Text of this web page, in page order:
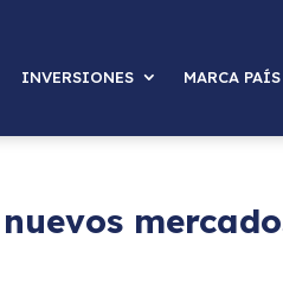
INVERSIONES MARCA PAÍS